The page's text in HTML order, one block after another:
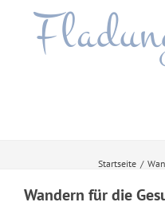
Startseite /
Wandern für die